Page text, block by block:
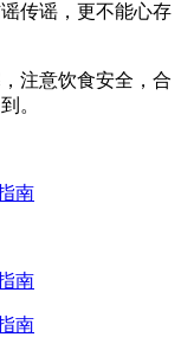
传谣，更不能心存
注意饮食安全，合
。
南
南
南